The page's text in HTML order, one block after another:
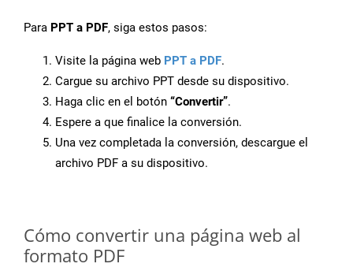
Para PPT a PDF, siga estos pasos:
Visite la página web PPT a PDF.
Cargue su archivo PPT desde su dispositivo.
Haga clic en el botón “Convertir”.
Espere a que finalice la conversión.
Una vez completada la conversión, descargue el
archivo PDF a su dispositivo.
Cómo convertir una página web al
formato PDF